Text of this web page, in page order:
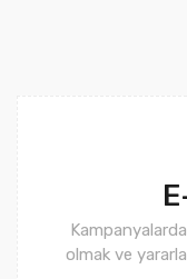
olmak ve